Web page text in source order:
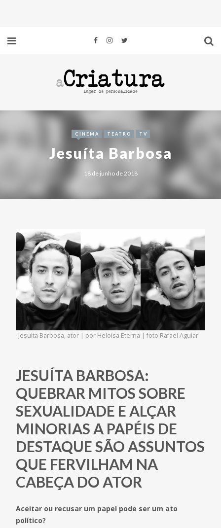
CINEMA TEATRO TV
Jesuíta Barbosa
18 de junho de 2018
Jesuíta Barbosa, ator | por Heloisa Eterna | foto Rafael Aguiar
JESUÍTA BARBOSA:
QUEBRAR MITOS SOBRE
SEXUALIDADE E ALÇAR
MINORIAS A PAPÉIS DE
DESTAQUE SÃO ASSUNTOS
QUE FERVILHAM NA
CABEÇA DO ATOR
Aceitar ou recusar um papel pode ser um ato
político?